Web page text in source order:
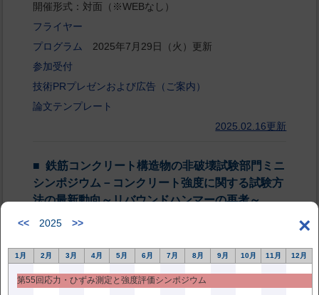
×
<< 2025 >>
1月 2月 3月 4月 5月 6月 7月 8月 9月 10月 11月 12月
第55回応力・ひずみ測定と強度評価シンポジウム
開催形式：対面（※WEBなし）
フライヤー
プログラム
2025年7月29日（火）更新
参加受付
技術PRプレゼンおよび広告（ご案内）
論文テンプレート
2025.02.16更新
鉄筋コンクリート構造物の非破壊試験部門ミニ
シンポジウム－コンクリート強度に関する試験方
法の最新動向～リバウンドハンマーの再考～
日 程：2025年 2月 18日（火）
開催形式：対面（WEBなし）
プログラム：⇒プログラム※2025年2月10日（月）更